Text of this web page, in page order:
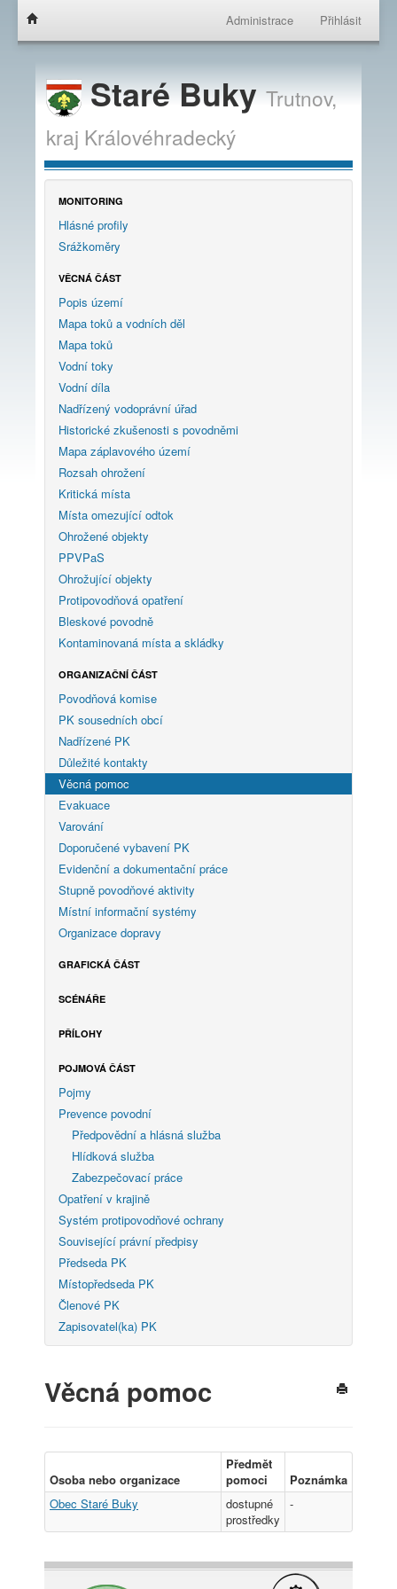
Administrace Přihlásit
Staré BukyTrutnov,
kraj Královéhradecký
MONITORING
Hlásné profily
Srážkoměry
VĚCNÁ ČÁST
Popis území
Mapa toků a vodních děl
Mapa toků
Vodní toky
Vodní díla
Nadřízený vodoprávní úřad
Historické zkušenosti s povodněmi
Mapa záplavového území
Rozsah ohrožení
Kritická místa
Místa omezující odtok
Ohrožené objekty
PPVPaS
Ohrožující objekty
Protipovodňová opatření
Bleskové povodně
Kontaminovaná místa a skládky
ORGANIZAČNÍ ČÁST
Povodňová komise
PK sousedních obcí
Nadřízené PK
Důležité kontakty
Věcná pomoc
Evakuace
Varování
Doporučené vybavení PK
Evidenční a dokumentační práce
Stupně povodňové aktivity
Místní informační systémy
Organizace dopravy
GRAFICKÁ ČÁST
SCÉNÁŘE
PŘÍLOHY
POJMOVÁ ČÁST
Pojmy
Prevence povodní
Předpovědní a hlásná služba
Hlídková služba
Zabezpečovací práce
Opatření v krajině
Systém protipovodňové ochrany
Související právní předpisy
Předseda PK
Místopředseda PK
Členové PK
Zapisovatel(ka) PK
Věcná pomoc
Osoba nebo organizace
Předmět
pomoci
Poznámka
Obec Staré Buky
dostupné
prostředky
-